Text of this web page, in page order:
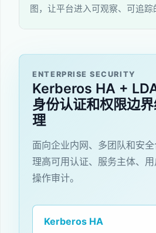
图，让平台进入可观察、可追踪
ENTERPRISE SECURITY
Kerberos HA +
身份认证和权限边
理
面向企业内网、多团队和安
理高可用认证、服务主体、
操作审计。
Kerberos HA